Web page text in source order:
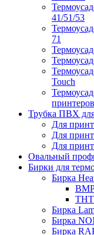
41/51/53
71
Touch
Трубка ПВХ
Для
Для
Для
Овальный
Бирки для
Бирка
Бирка
Бирка
Бирка